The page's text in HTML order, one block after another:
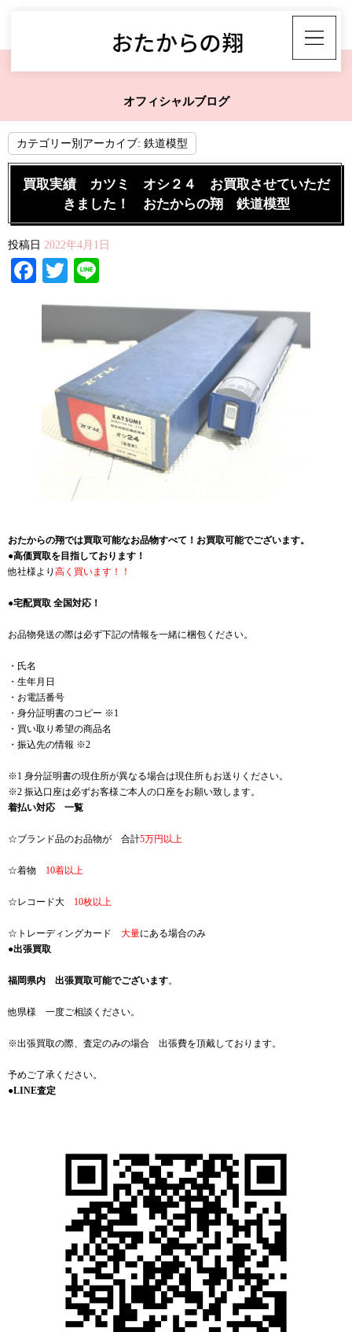
オフィシャルブログ
カテゴリー別アーカイブ: 鉄道模型
買取実績 カツミ オシ２４ お買取させていただ
きました！ おたからの翔 鉄道模型
投稿日 2022年4月1日
Facebook
Twitter
おたからの翔では買取可能なお品物すべて！お買取可能でございます。
●高価買取を目指しております！
他社様より 高く買います！！
●宅配買取 全国対応！
お品物発送の際は必ず下記の情報を一緒に梱包ください。
・氏名
・生年月日
・お電話番号
・身分証明書のコピー ※1
・買い取り希望の商品名
・振込先の情報 ※2
※1 身分証明書の現住所が異なる場合は現住所もお送りください。
※2 振込口座は必ずお客様ご本人の口座をお願い致します。
着払い対応 一覧
☆ブランド品のお品物が 合計5万円以上
☆着物 10着以上
☆レコード大 10枚以上
☆トレーディングカード 大量にある場合のみ
●出張買取
福岡県内 出張買取可能でございます。
他県様 一度ご相談ください。
※出張買取の際、査定のみの場合 出張費を頂戴しております。
予めご了承ください。
●LINE査定